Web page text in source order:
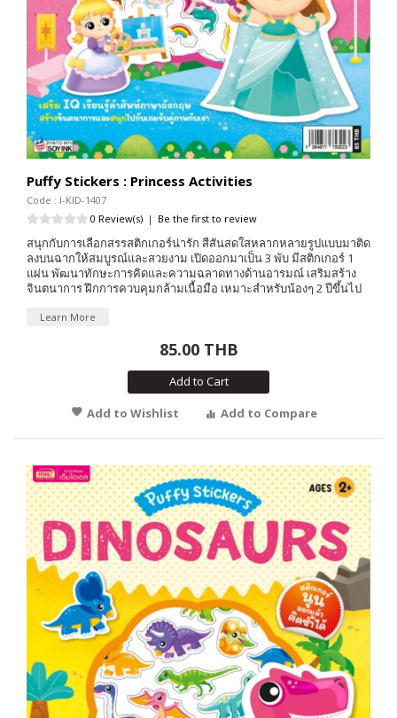
Puffy Stickers : Princess Activities
Code : I-KID-1407
0 Review(s) | Be the first to review
สนุกกับการเลือกสรรสติกเกอร์น่ารัก สีสันสดใสหลากหลายรูปแบบมาติด
ลงบนฉากให้สมบูรณ์และสวยงาม เปิดออกมาเป็น 3 พับ มีสติกเกอร์ 1
แผ่น พัฒนาทักษะการคิดและความฉลาดทางด้านอารมณ์ เสริมสร้าง
จินตนาการ ฝึกการควบคุมกล้ามเนื้อมือ เหมาะสำหรับน้องๆ 2 ปีขึ้นไป
Learn More
85.00 THB
Add to Cart
Add to Wishlist
Add to Compare